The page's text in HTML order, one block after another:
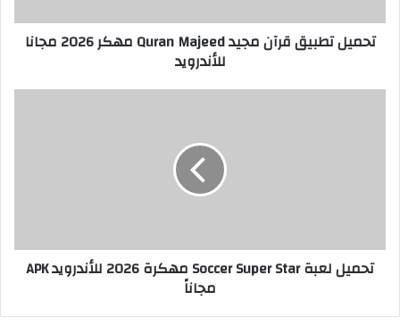
تحميل تطبيق قرآن مجيد Quran Majeed مهكر 2026 مجانا
للأندرويد
تحميل لعبة Soccer Super Star مهكرة 2026 للأندرويد APK
مجاناً